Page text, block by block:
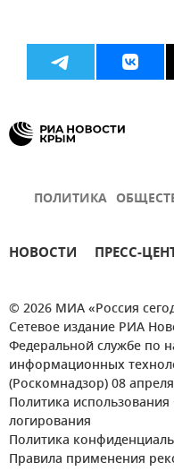
ПОЛИТИКА
НОВОСТИ ПРЕСС-
© 2026 МИА «Россия
Сетевое издание РИА
Федеральной службе по
информационных
(Роскомнадзор) 08
Политика
логирования
Политика
Правила применения